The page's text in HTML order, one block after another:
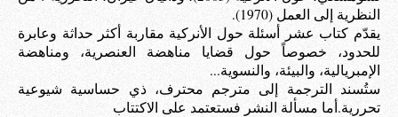
النظرية إلى العمل (1970).
يقدّم كتاب عشر أسئلة حول الأنركية مقاربة أكثر حداثة وعابرة
للحدود، خصوصاً حول قضايا مناهضة العنصرية، ومناهضة
الإمبريالية، والبيئة، والنسوية...
ستُسند الترجمة إلى مترجم محترف، ذي حساسية شيوعية
تحررية.أما مسألة النشر فستعتمد على الاكتتاب